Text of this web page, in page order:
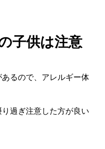
子供は注意
るので、アレルギー体
過ぎ注意した方が良い